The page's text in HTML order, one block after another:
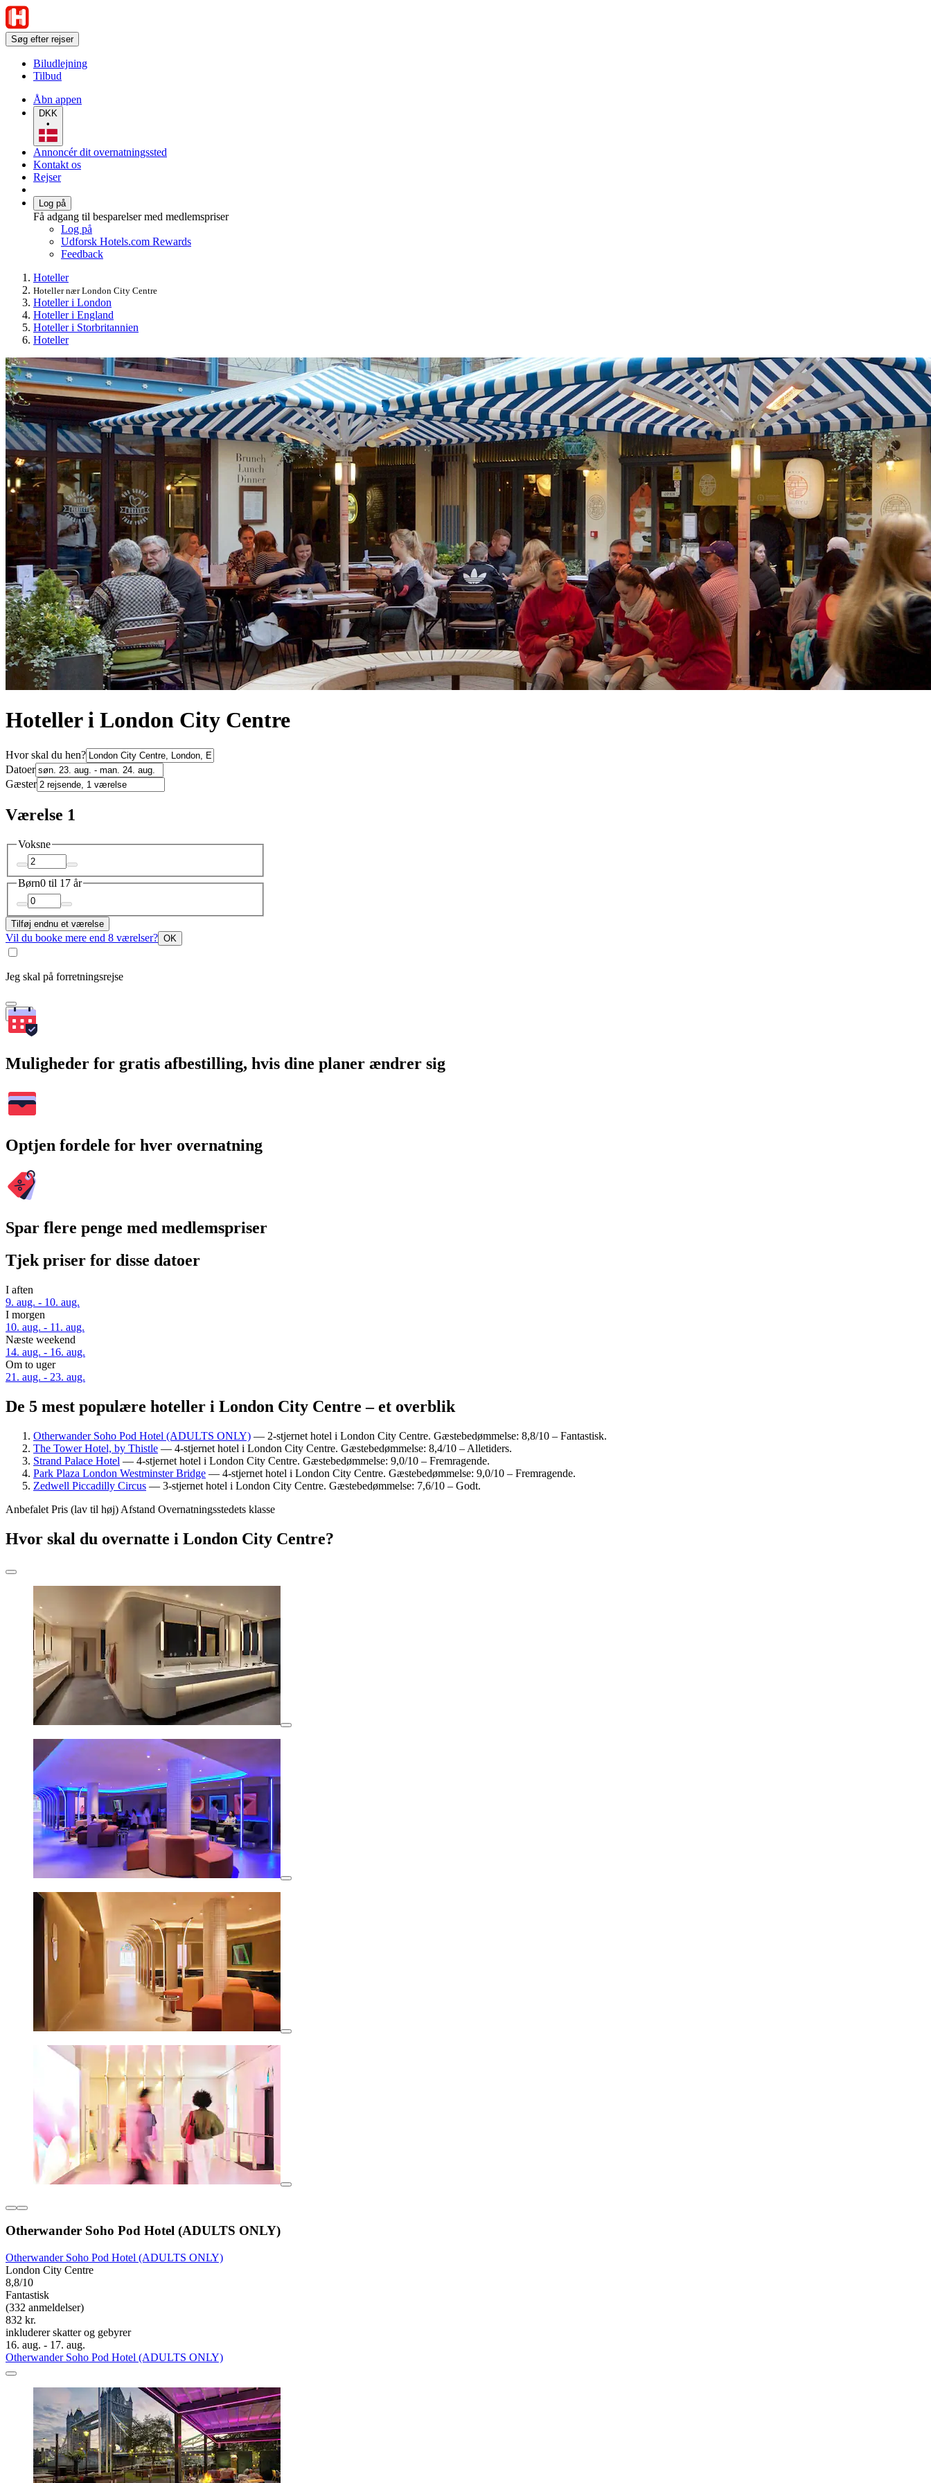
Søg efter rejser
Biludlejning
Tilbud
Åbn appen
DKK
•
Annoncér dit overnatningssted
Kontakt os
Rejser
Log på
Få adgang til besparelser med medlemspriser
Log på
Udforsk Hotels.com Rewards
Feedback
Hoteller
Hoteller nær London City Centre
Hoteller i London
Hoteller i England
Hoteller i Storbritannien
Hoteller
Hoteller i London City Centre
Hvor skal du hen?
Datoer
Gæster
Værelse 1
Voksne
Børn0 til 17 år
Tilføj endnu et værelse
Vil du booke mere end 8 værelser? OK
Jeg skal på forretningsrejse
Søg
Muligheder for gratis afbestilling, hvis dine planer ændrer sig
Optjen fordele for hver overnatning
Spar flere penge med medlemspriser
Tjek priser for disse datoer
I aften
9. aug. - 10. aug.
I morgen
10. aug. - 11. aug.
Næste weekend
14. aug. - 16. aug.
Om to uger
21. aug. - 23. aug.
De 5 mest populære hoteller i London City Centre – et overblik
Otherwander Soho Pod Hotel (ADULTS ONLY) — 2-stjernet hotel i London City Centre. Gæstebedømmelse: 8,8/10 – Fantastisk.
The Tower Hotel, by Thistle — 4-stjernet hotel i London City Centre. Gæstebedømmelse: 8,4/10 – Alletiders.
Strand Palace Hotel — 4-stjernet hotel i London City Centre. Gæstebedømmelse: 9,0/10 – Fremragende.
Park Plaza London Westminster Bridge — 4-stjernet hotel i London City Centre. Gæstebedømmelse: 9,0/10 – Fremragende.
Zedwell Piccadilly Circus — 3-stjernet hotel i London City Centre. Gæstebedømmelse: 7,6/10 – Godt.
Anbefalet Pris (lav til høj) Afstand Overnatningsstedets klasse
Hvor skal du overnatte i London City Centre?
Otherwander Soho Pod Hotel (ADULTS ONLY)
Otherwander Soho Pod Hotel (ADULTS ONLY)
London City Centre
8,8/10
Fantastisk
(332 anmeldelser)
832 kr.
inkluderer skatter og gebyrer
16. aug. - 17. aug.
Otherwander Soho Pod Hotel (ADULTS ONLY)